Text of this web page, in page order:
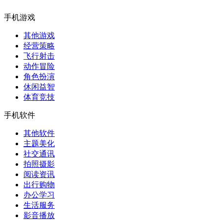
手机游戏
其他游戏
经营策略
飞行射击
动作冒险
角色扮演
休闲益智
体育竞技
手机软件
其他软件
主题美化
社交通讯
拍照摄影
阅读资讯
出行购物
办公学习
生活服务
影音播放